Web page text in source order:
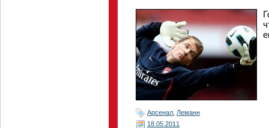
Арсенал Леманн
18.05.2011